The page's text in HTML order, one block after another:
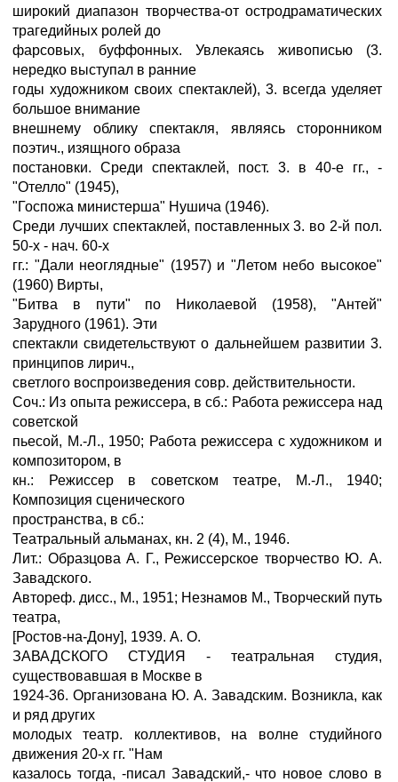
широкий диапазон творчества-от остродраматических
трагедийных ролей до
фарсовых, буффонных. Увлекаясь живописью (3.
нередко выступал в ранние
годы художником своих спектаклей), 3. всегда уделяет
большое внимание
внешнему облику спектакля, являясь сторонником
поэтич., изящного образа
постановки. Среди спектаклей, пост. 3. в 40-е гг., -
"Отелло" (1945),
"Госпожа министерша" Нушича (1946).
Среди лучших спектаклей, поставленных 3. во 2-й пол.
50-х - нач. 60-х
гг.: "Дали неоглядные" (1957) и "Летом небо высокое"
(1960) Вирты,
"Битва в пути" по Николаевой (1958), "Антей"
Зарудного (1961). Эти
спектакли свидетельствуют о дальнейшем развитии 3.
принципов лирич.,
светлого воспроизведения совр. действительности.
Соч.: Из опыта режиссера, в сб.: Работа режиссера над
советской
пьесой, М.-Л., 1950; Работа режиссера с художником и
композитором, в
кн.: Режиссер в советском театре, М.-Л., 1940;
Композиция сценического
пространства, в сб.:
Театральный альманах, кн. 2 (4), M., 1946.
Лит.: Образцова А. Г., Режиссерское творчество Ю. А.
Завадского.
Автореф. дисс., М., 1951; Незнамов М., Творческий путь
театра,
[Ростов-на-Дону], 1939. А. О.
ЗАВАДСКОГО СТУДИЯ - театральная студия,
существовавшая в Москве в
1924-36. Организована Ю. А. Завадским. Возникла, как
и ряд других
молодых театр. коллективов, на волне студийного
движения 20-х гг. "Нам
казалось тогда, -писал Завадский,- что новое слово в